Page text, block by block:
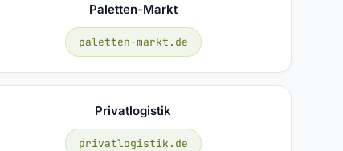
Paletten-Markt
paletten-markt.de
Privatlogistik
privatlogistik.de